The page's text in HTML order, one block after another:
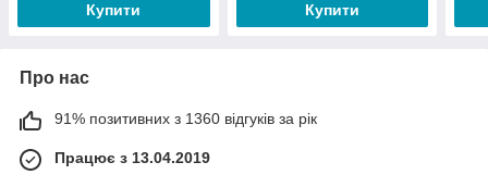
Купити Купити
Про нас
91% позитивних з 1360 відгуків за рік
Працює з 13.04.2019